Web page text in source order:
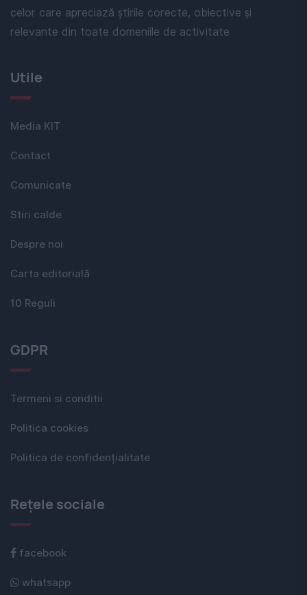
celor care apreciază știrile corecte, obiective și
relevante din toate domeniile de activitate
Utile
Media KIT
Contact
Comunicate
Stiri calde
Despre noi
Carta editorială
10 Reguli
GDPR
Termeni si conditii
Politica cookies
Politica de confidențialitate
Rețele sociale
facebook
whatsapp